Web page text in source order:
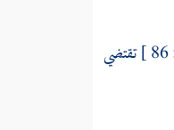
[ البقرة : 86 ] تقتضي